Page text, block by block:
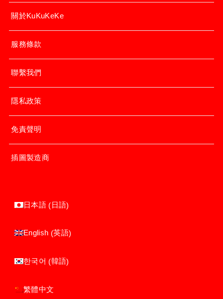
關於KuKuKeKe
服務條款
聯繫我們
隱私政策
免責聲明
插圖製造商
日本語 (日語)
English (英語)
한국어 (韓語)
繁體中文